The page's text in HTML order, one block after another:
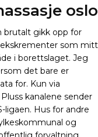
oslo
brutalt gikk opp for
som mitt
i borettslaget. Jeg
det bare er
for. Kun via
kanalene sender
Hus for andre
og